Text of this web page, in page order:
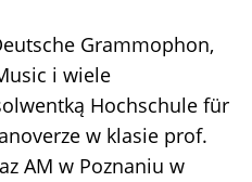
Grammophon,
i wiele
Hochschule für
w klasie prof.
AM w Poznaniu w